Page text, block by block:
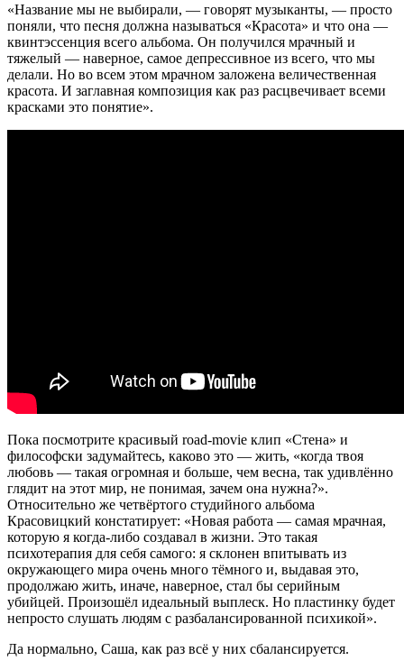
«Название мы не выбирали, — говорят музыканты, — просто
поняли, что песня должна называться «Красота» и что она —
квинтэссенция всего альбома. Он получился мрачный и
тяжелый — наверное, самое депрессивное из всего, что мы
делали. Но во всем этом мрачном заложена величественная
красота. И заглавная композиция как раз расцвечивает всеми
красками это понятие».
Пока посмотрите красивый road-movie клип «Стена» и
философски задумайтесь, каково это — жить, «когда твоя
любовь — такая огромная и больше, чем весна, так удивлённо
глядит на этот мир, не понимая, зачем она нужна?».
Относительно же четвёртого студийного альбома
Красовицкий констатирует: «Новая работа — самая мрачная,
которую я когда-либо создавал в жизни. Это такая
психотерапия для себя самого: я склонен впитывать из
окружающего мира очень много тёмного и, выдавая это,
продолжаю жить, иначе, наверное, стал бы серийным
убийцей. Произошёл идеальный выплеск. Но пластинку будет
непросто слушать людям с разбалансированной психикой».
Да нормально, Саша, как раз всё у них сбалансируется.